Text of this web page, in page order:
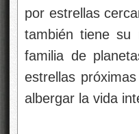
por estrellas
también tiene su
familia de
estrellas
albergar la vida